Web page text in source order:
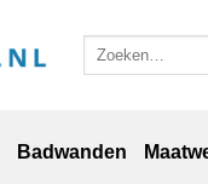
Zoeken
Badwanden